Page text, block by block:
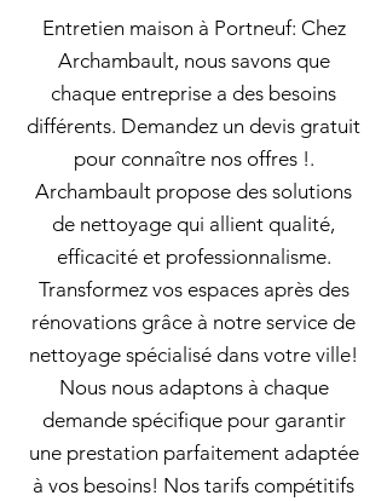
Entretien maison à Portneuf: Chez
Archambault, nous savons que
chaque entreprise a des besoins
différents. Demandez un devis gratuit
pour connaître nos offres !.
Archambault propose des solutions
de nettoyage qui allient qualité,
efficacité et professionnalisme.
Transformez vos espaces après des
rénovations grâce à notre service de
nettoyage spécialisé dans votre ville!
Nous nous adaptons à chaque
demande spécifique pour garantir
une prestation parfaitement adaptée
à vos besoins! Nos tarifs compétitifs